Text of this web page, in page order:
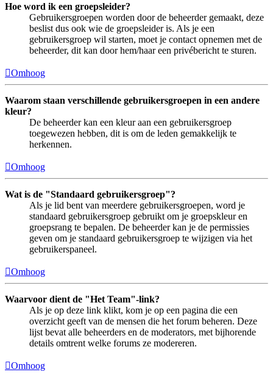
Hoe word ik een groepsleider?
Gebruikersgroepen worden door de beheerder gemaakt, deze
beslist dus ook wie de groepsleider is. Als je een
gebruikersgroep wil starten, moet je contact opnemen met de
beheerder, dit kan door hem/haar een privébericht te sturen.
Omhoog
Waarom staan verschillende gebruikersgroepen in een andere
kleur?
De beheerder kan een kleur aan een gebruikersgroep
toegewezen hebben, dit is om de leden gemakkelijk te
herkennen.
Omhoog
Wat is de "Standaard gebruikersgroep"?
Als je lid bent van meerdere gebruikersgroepen, word je
standaard gebruikersgroep gebruikt om je groepskleur en
groepsrang te bepalen. De beheerder kan je de permissies
geven om je standaard gebruikersgroep te wijzigen via het
gebruikerspaneel.
Omhoog
Waarvoor dient de "Het Team"-link?
Als je op deze link klikt, kom je op een pagina die een
overzicht geeft van de mensen die het forum beheren. Deze
lijst bevat alle beheerders en de moderators, met bijhorende
details omtrent welke forums ze modereren.
Omhoog